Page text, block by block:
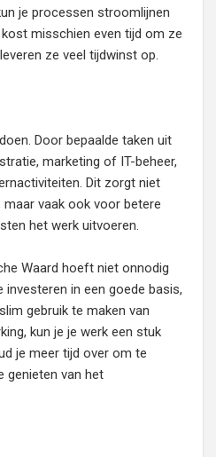
je processen stroomlijnen
misschien even tijd om ze
ze veel tijdwinst op.
Door bepaalde taken uit
marketing of IT-beheer,
Dit zorgt niet
vaak ook voor betere
het werk uitvoeren.
Waard hoeft niet onnodig
investeren in een goede basis,
gebruik te maken van
kun je je werk een stuk
je meer tijd over om te
genieten van het